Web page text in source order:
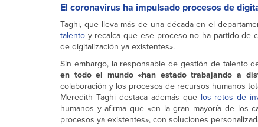
El coronavirus ha impulsado procesos de
Taghi, que lleva más de una década en el
talento y recalca que ese proceso no ha partido de
de digitalización ya existentes».
Sin embargo, la responsable de gestión de talento
en todo el mundo «han estado trabajando a
colaboración y los procesos de recursos humanos
Meredith Taghi destaca además que los retos de
humanos y afirma que «en la gran mayoría de los
procesos ya existentes», con soluciones